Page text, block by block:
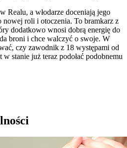
Realu, a włodarze doceniają jego
nowej roli i otoczenia. To bramkarz z
dodatkowo wnosi dobrą energię do
broni i chce walczyć o swoje. W
czy zawodnik z 18 występami od
stanie już teraz podołać podobnemu